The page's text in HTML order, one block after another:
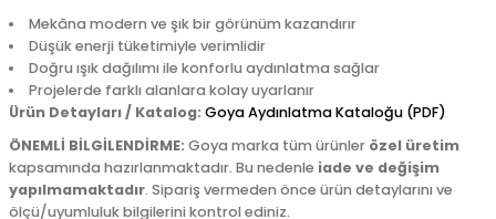
Mekâna modern ve şık bir görünüm kazandırır
Düşük enerji tüketimiyle verimlidir
Doğru ışık dağılımı ile konforlu aydınlatma sağlar
Projelerde farklı alanlara kolay uyarlanır
Ürün Detayları / Katalog: Goya Aydınlatma Kataloğu (PDF)
ÖNEMLİ BİLGİLENDİRME: Goya marka tüm ürünler özel üretim
kapsamında hazırlanmaktadır. Bu nedenle iade ve değişim
yapılmamaktadır. Sipariş vermeden önce ürün detaylarını ve
ölçü/uyumluluk bilgilerini kontrol ediniz.